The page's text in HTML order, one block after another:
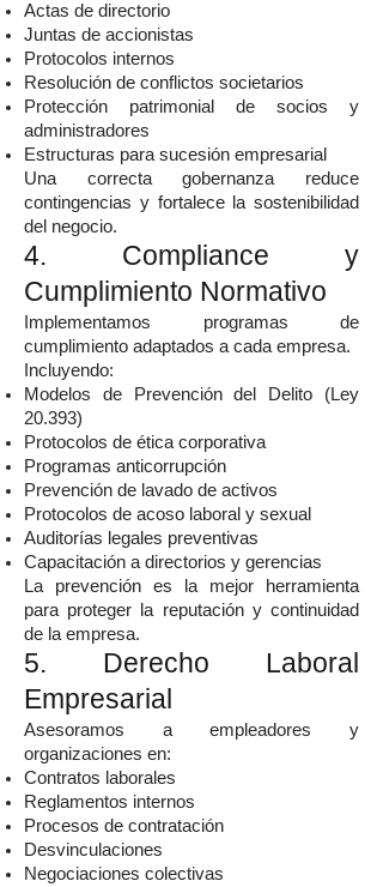
Actas de directorio
Juntas de accionistas
Protocolos internos
Resolución de conflictos societarios
Protección patrimonial de socios y
administradores
Estructuras para sucesión empresarial
Una correcta gobernanza reduce
contingencias y fortalece la sostenibilidad
del negocio.
4. Compliance y
Cumplimiento Normativo
Implementamos programas de
cumplimiento adaptados a cada empresa.
Incluyendo:
Modelos de Prevención del Delito (Ley
20.393)
Protocolos de ética corporativa
Programas anticorrupción
Prevención de lavado de activos
Protocolos de acoso laboral y sexual
Auditorías legales preventivas
Capacitación a directorios y gerencias
La prevención es la mejor herramienta
para proteger la reputación y continuidad
de la empresa.
5. Derecho Laboral
Empresarial
Asesoramos a empleadores y
organizaciones en:
Contratos laborales
Reglamentos internos
Procesos de contratación
Desvinculaciones
Negociaciones colectivas